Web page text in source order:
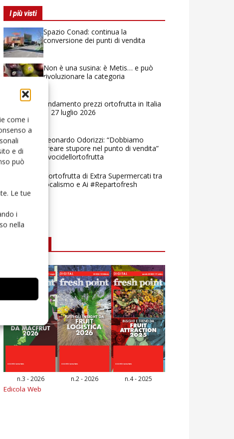
come i
a
e di
può
Le tue
i
nella
I più visti
Spazio Conad: continua la
conversione dei punti di vendita
Non è una susina: è Metis… e può
rivoluzionare la categoria
Andamento prezzi ortofrutta in Italia
al 27 luglio 2026
Leonardo Odorizzi: “Dobbiamo
creare stupore nel punto di vendita”
#vocidellortofrutta
L’ortofrutta di Extra Supermercati tra
localismo e Ai #Repartofresh
n.3 - 2026 n.2 - 2026 n.4 - 2025
Edicola Web